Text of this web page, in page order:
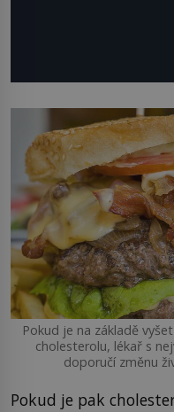
Pokud je na základě
cholesterolu, lékař s
doporučí změnu
Pokud je pak